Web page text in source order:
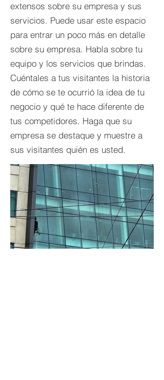
extensos sobre su empresa y sus
servicios. Puede usar este espacio
para entrar un poco más en detalle
sobre su empresa. Habla sobre tu
equipo y los servicios que brindas.
Cuéntales a tus visitantes la historia
de cómo se te ocurrió la idea de tu
negocio y qué te hace diferente de
tus competidores. Haga que su
empresa se destaque y muestre a
sus visitantes quién es usted.